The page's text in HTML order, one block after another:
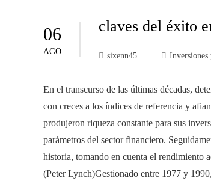
06
AGO
claves del éxito
sixenn45 Inversiones
En el transcurso de las últimas décadas,
con creces a los índices de referencia y
produjeron riqueza constante para sus
parámetros del sector financiero.
historia, tomando en cuenta el rendimiento
(Peter Lynch)Gestionado entre 1977 y